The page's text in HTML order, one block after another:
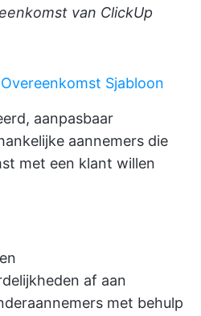
van ClickUp
Sjabloon
aanpasbaar
aannemers die
met een klant willen
af aan
met behulp